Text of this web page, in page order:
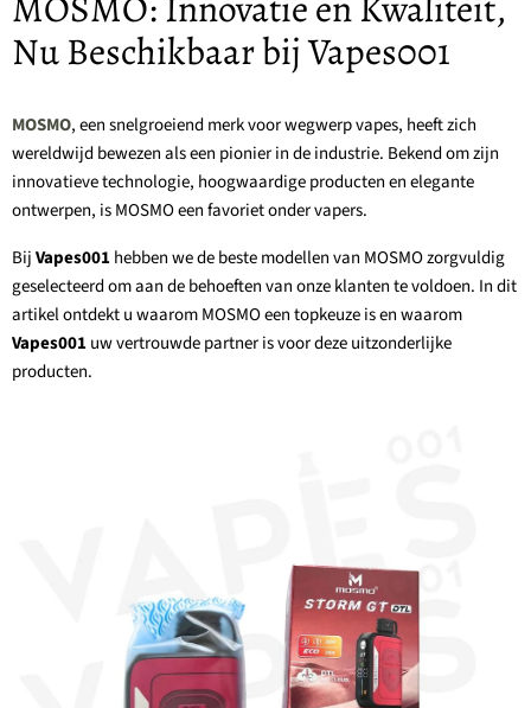
Nu Beschikbaar bij Vapes001
MOSMO, een snelgroeiend merk voor wegwerp vapes, heeft zich
wereldwijd bewezen als een pionier in de industrie. Bekend om zijn
innovatieve technologie, hoogwaardige producten en elegante
ontwerpen, is MOSMO een favoriet onder vapers.
BijVapes001hebben we de beste modellen van MOSMO zorgvuldig
geselecteerd om aan de behoeften van onze klanten te voldoen. In dit
artikel ontdekt u waarom MOSMO een topkeuze is en waarom
Vapes001uw vertrouwde partner is voor deze uitzonderlijke
producten.